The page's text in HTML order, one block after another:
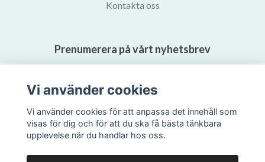
Kontakta oss
Prenumerera på vårt nyhetsbrev
Vi använder cookies
Vi använder cookies för att anpassa det innehåll som
visas för dig och för att du ska få bästa tänkbara
upplevelse när du handlar hos oss.